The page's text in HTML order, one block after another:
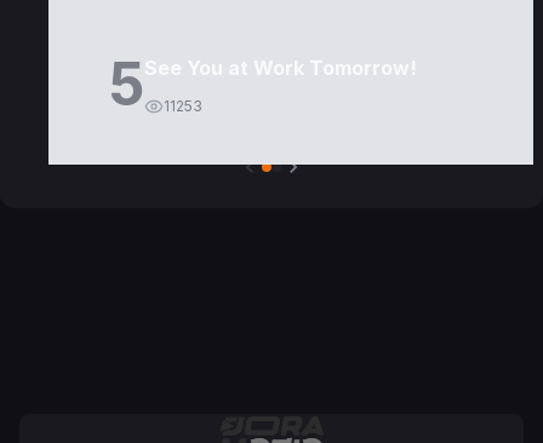
5See You at Work Tomorrow!
11253